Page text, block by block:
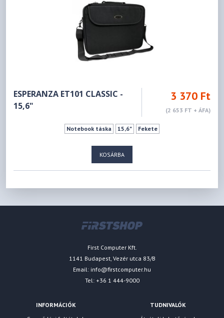
ESPERANZA ET101 CLASSIC -
15,6"
3 370 Ft
(2 653 FT + ÁFA)
Notebook táska 15,6" Fekete
KOSÁRBA
First Computer Kft.
1141 Budapest, Vezér utca 83/B
Email: info@firstcomputer.hu
Tel: +36 1 444-9000
INFORMÁCIÓK
TUDNIVALÓK